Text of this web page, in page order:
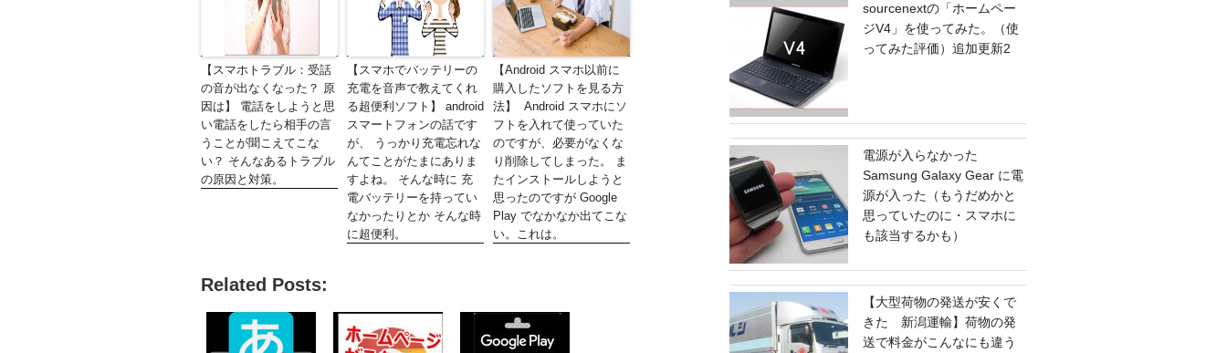
【スマホトラブル：受話
の音が出なくなった？ 原
因は】 電話をしようと思
い電話をしたら相手の言
うことが聞こえてこな
い？ そんなあるトラブル
の原因と対策。
【スマホでバッテリーの
充電を音声で教えてくれ
る超便利ソフト】 android
スマートフォンの話です
が、 うっかり充電忘れな
んてことがたまにありま
すよね。 そんな時に 充
電バッテリーを持ってい
なかったりとか そんな時
に超便利。
【Android スマホ以前に
購入したソフトを見る方
法】 Android スマホにソ
フトを入れて使っていた
のですが、必要がなくな
り削除してしまった。 ま
たインストールしようと
思ったのですが Google
Play でなかなか出てこな
い。これは。
Related Posts:
sourcenextの「ホームペー
ジV4」を使ってみた。（使
ってみた評価）追加更新2
電源が入らなかった
Samsung Galaxy Gear に電
源が入った（もうだめかと
思っていたのに・スマホに
も該当するかも）
【大型荷物の発送が安くで
きた 新潟運輸】荷物の発
送で料金がこんなにも違う